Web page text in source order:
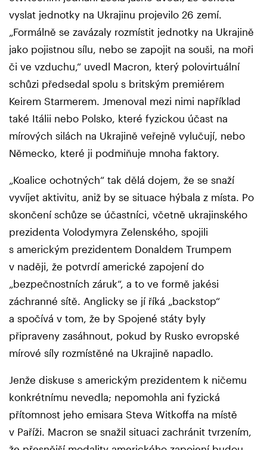
vyslat jednotky na Ukrajinu projevilo 26 zemí.
„Formálně se zavázaly rozmístit jednotky na Ukrajině
jako pojistnou sílu, nebo se zapojit na souši, na moři
či ve vzduchu,“ uvedl Macron, který polovirtuální
schůzi předsedal spolu s britským premiérem
Keirem Starmerem. Jmenoval mezi nimi například
také Itálii nebo Polsko, které fyzickou účast na
mírových silách na Ukrajině veřejně vylučují, nebo
Německo, které ji podmiňuje mnoha faktory.
„Koalice ochotných“ tak dělá dojem, že se snaží
vyvíjet aktivitu, aniž by se situace hýbala z místa. Po
skončení schůze se účastníci, včetně ukrajinského
prezidenta Volodymyra Zelenského, spojili
s americkým prezidentem Donaldem Trumpem
v naději, že potvrdí americké zapojení do
„bezpečnostních záruk“, a to ve formě jakési
záchranné sítě. Anglicky se jí říká „backstop“
a spočívá v tom, že by Spojené státy byly
připraveny zasáhnout, pokud by Rusko evropské
mírové síly rozmístěné na Ukrajině napadlo.
Jenže diskuse s americkým prezidentem k ničemu
konkrétnímu nevedla; nepomohla ani fyzická
přítomnost jeho emisara Steva Witkoffa na místě
v Paříži. Macron se snažil situaci zachránit tvrzením,